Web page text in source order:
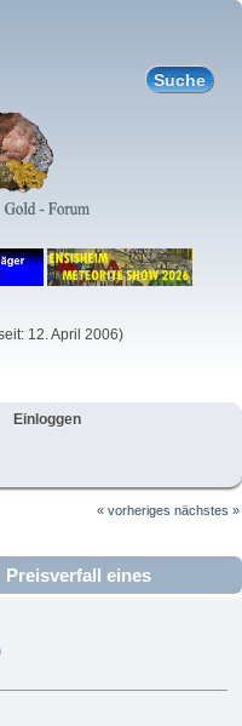
12. April 2006)
Einloggen
« vorheriges nächstes »
Preisverfall eines
mal)